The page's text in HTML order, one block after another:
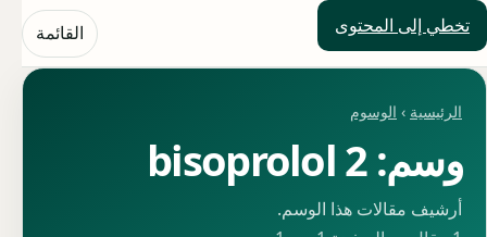
تخطي إلى المحتوى
حلول العالم القائمة
الرئيسية › الوسوم
وسم: bisoprolol 2
أرشيف مقالات هذا الوسم.